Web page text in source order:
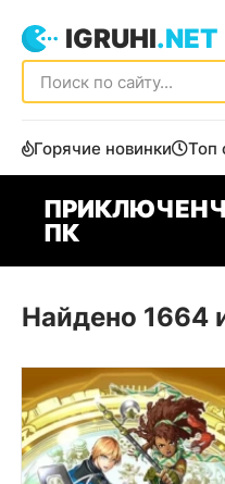
IGRUHI.NET
Горячие новинки Топ
ПК
Найдено 1664